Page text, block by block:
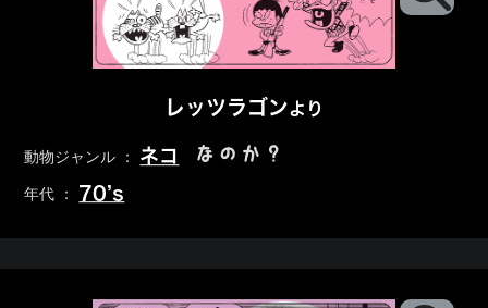
レッツラゴンより
動物ジャンル ： ネコ なのか？
年代 ： 70’s